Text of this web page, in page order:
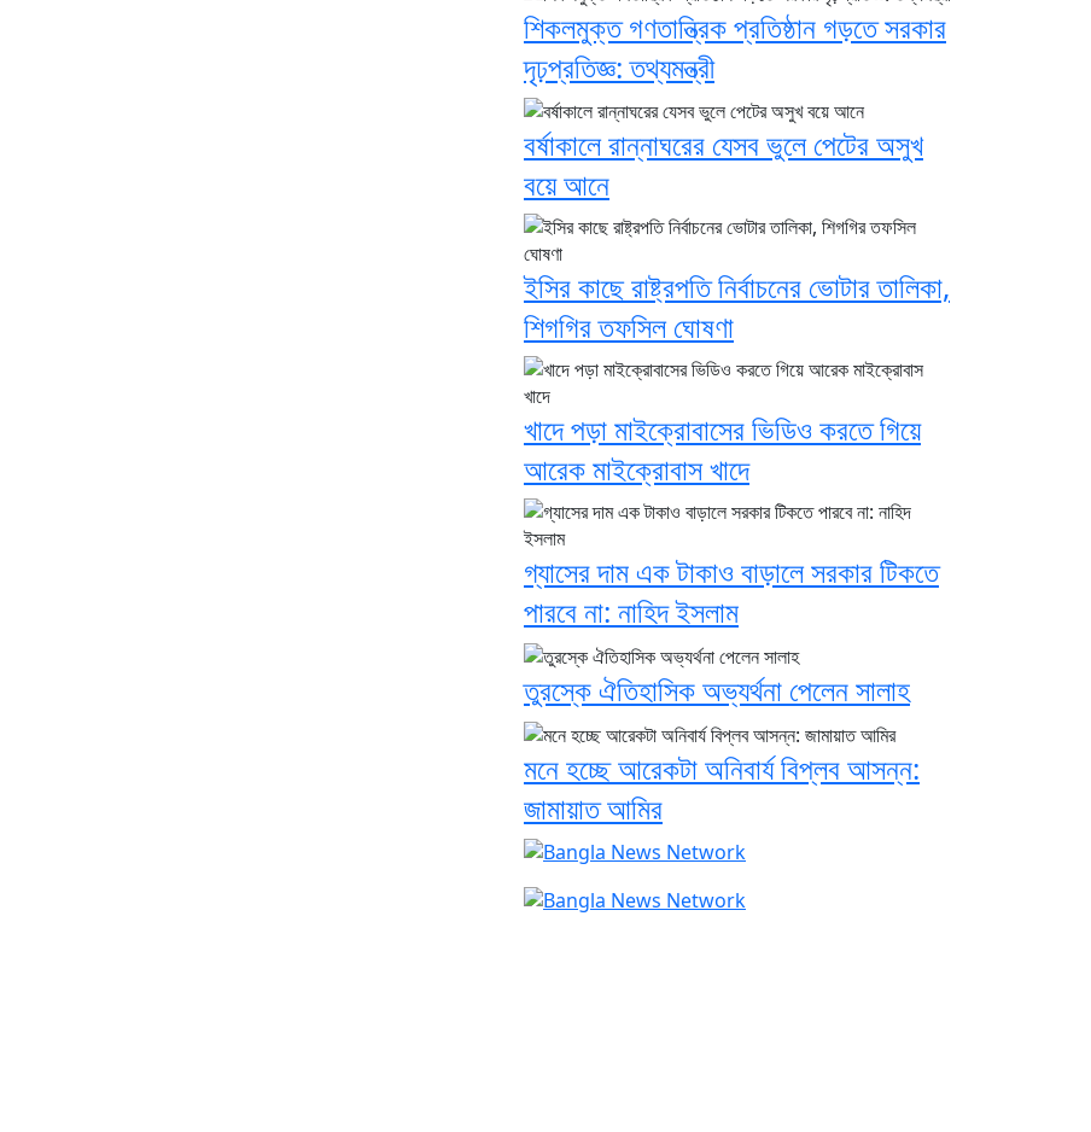
শিকলমুক্ত গণতান্ত্রিক প্রতিষ্ঠান গড়তে সরকার
দৃঢ়প্রতিজ্ঞ: তথ্যমন্ত্রী
বর্ষাকালে রান্নাঘরের যেসব ভুলে পেটের অসুখ
বয়ে আনে
ইসির কাছে রাষ্ট্রপতি নির্বাচনের ভোটার তালিকা,
শিগগির তফসিল ঘোষণা
খাদে পড়া মাইক্রোবাসের ভিডিও করতে গিয়ে
আরেক মাইক্রোবাস খাদে
গ্যাসের দাম এক টাকাও বাড়ালে সরকার টিকতে
পারবে না: নাহিদ ইসলাম
তুরস্কে ঐতিহাসিক অভ্যর্থনা পেলেন সালাহ
মনে হচ্ছে আরেকটা অনিবার্য বিপ্লব আসন্ন:
জামায়াত আমির